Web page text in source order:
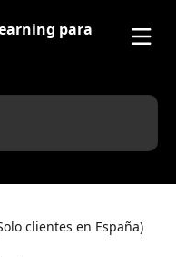
clientes en España)